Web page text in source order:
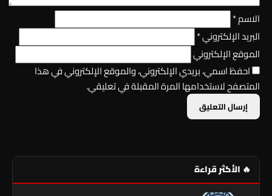
الاسم*
البريد الإلكتروني*
الموقع الإلكتروني
احفظ اسمي، بريدي الإلكتروني، والموقع الإلكتروني في هذا
المتصفح لاستخدامها المرة المقبلة في تعليقي.
🔥 الأكثر قراءة